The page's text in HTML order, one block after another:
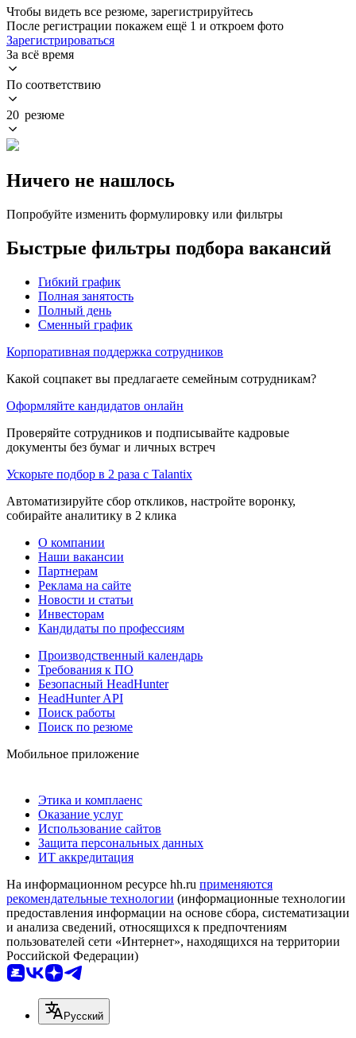
Чтобы видеть все резюме, зарегистрируйтесь
После регистрации покажем ещё 1 и откроем фото
Зарегистрироваться
За всё время
По соответствию
20 резюме
Ничего не нашлось
Попробуйте изменить формулировку или фильтры
Быстрые фильтры подбора вакансий
Гибкий график
Полная занятость
Полный день
Сменный график
Корпоративная поддержка сотрудников
Какой соцпакет вы предлагаете семейным сотрудникам?
Оформляйте кандидатов онлайн
Проверяйте сотрудников и подписывайте кадровые
документы без бумаг и личных встреч
Ускорьте подбор в 2 раза с Talantix
Автоматизируйте сбор откликов, настройте воронку,
собирайте аналитику в 2 клика
О компании
Наши вакансии
Партнерам
Реклама на сайте
Новости и статьи
Инвесторам
Кандидаты по профессиям
Производственный календарь
Требования к ПО
Безопасный HeadHunter
HeadHunter API
Поиск работы
Поиск по резюме
Мобильное приложение
Этика и комплаенс
Оказание услуг
Использование сайтов
Защита персональных данных
ИТ аккредитация
На информационном ресурсе hh.ru применяются
рекомендательные технологии (информационные технологии
предоставления информации на основе сбора, систематизации
и анализа сведений, относящихся к предпочтениям
пользователей сети «Интернет», находящихся на территории
Российской Федерации)
Русский